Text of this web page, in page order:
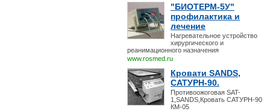
"БИОТЕРМ-5У"
профилактика и
лечение
Нагревательное устройство
хирургического и
реанимационного назначения
www.rosmed.ru
Кровати SANDS,
САТУРН-90.
Противоожоговая SAT-
1,SANDS,Кровать САТУРН-90
КМ-05